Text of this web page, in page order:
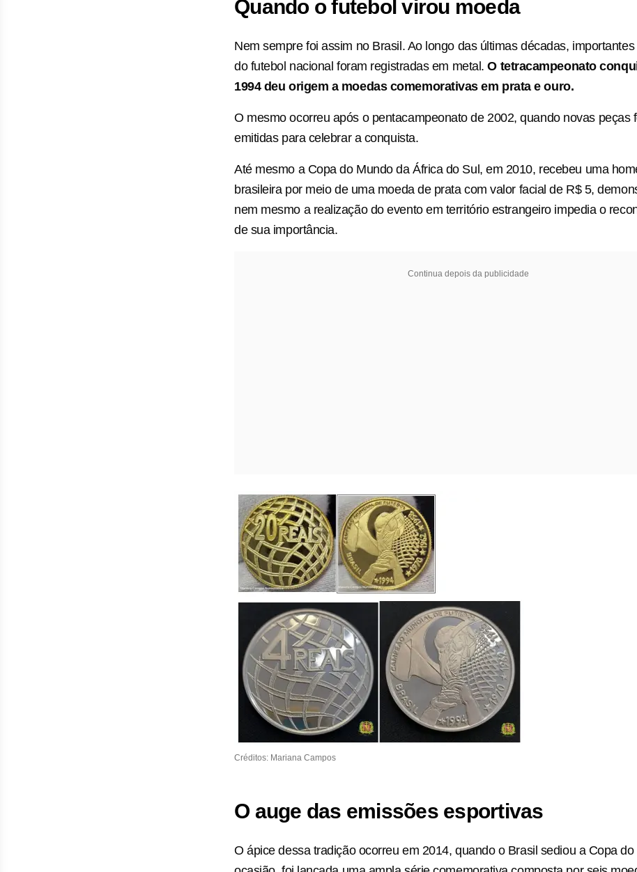
Quando o futebol virou moeda
Nem sempre foi assim no Brasil. Ao longo das últimas décadas,
do futebol nacional foram registradas em metal.O tetracampeonato
1994 deu origem a moedas comemorativas em prata e ouro.
O mesmo ocorreu após o pentacampeonato de 2002, quando novas peças
emitidas para celebrar a conquista.
Até mesmo a Copa do Mundo da África do Sul, em 2010, recebeu uma
brasileira por meio de uma moeda de prata com valor facial de R$ 5,
nem mesmo a realização do evento em território estrangeiro impedia o
de sua importância.
Continua depois da publicidade
Créditos: Mariana Campos
O auge das emissões esportivas
O ápice dessa tradição ocorreu em 2014, quando o Brasil sediou a Copa